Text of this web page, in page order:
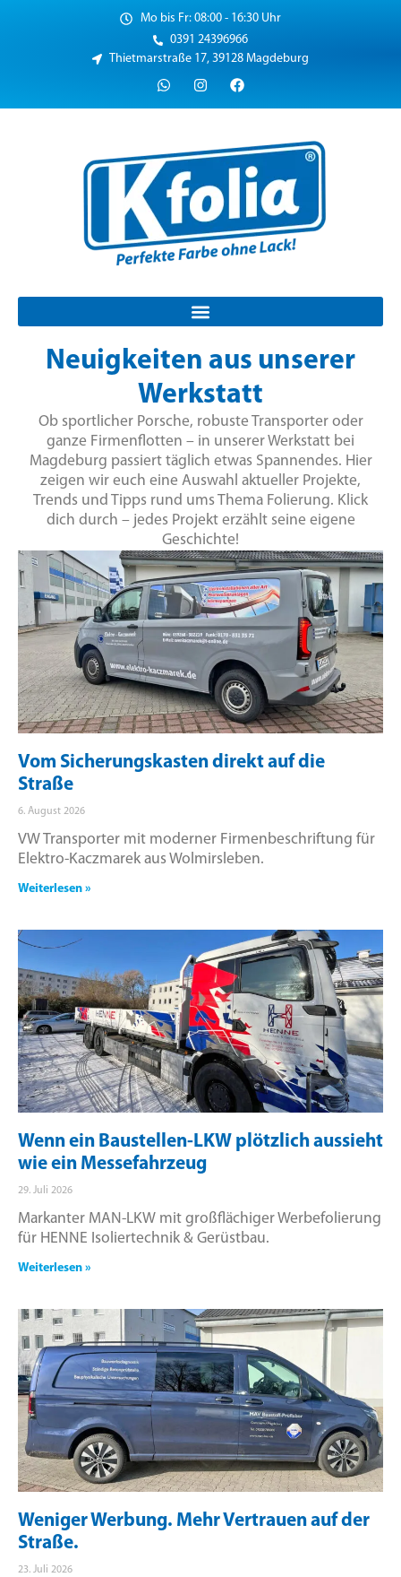
Mo bis Fr: 08:00 - 16:30 Uhr
0391 24396966
Thietmarstraße 17, 39128 Magdeburg
Neuigkeiten aus unserer
Werkstatt
Ob sportlicher Porsche, robuste Transporter oder
ganze Firmenflotten – in unserer Werkstatt bei
Magdeburg passiert täglich etwas Spannendes. Hier
zeigen wir euch eine Auswahl aktueller Projekte,
Trends und Tipps rund ums Thema Folierung. Klick
dich durch – jedes Projekt erzählt seine eigene
Geschichte!
Vom Sicherungskasten direkt auf die
Straße
6. August 2026
VW Transporter mit moderner Firmenbeschriftung für
Elektro-Kaczmarek aus Wolmirsleben.
Weiterlesen »
Wenn ein Baustellen-LKW plötzlich aussieht
wie ein Messefahrzeug
29. Juli 2026
Markanter MAN-LKW mit großflächiger Werbefolierung
für HENNE Isoliertechnik & Gerüstbau.
Weiterlesen »
Weniger Werbung. Mehr Vertrauen auf der
Straße.
23. Juli 2026